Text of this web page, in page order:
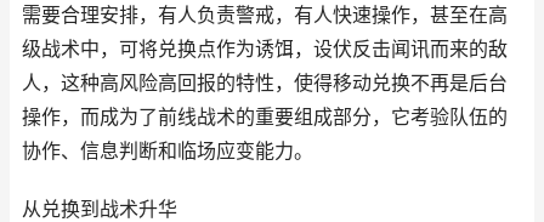
需要合理安排，有人负责警戒，有人快速操作，甚至在高
级战术中，可将兑换点作为诱饵，设伏反击闻讯而来的敌
人，这种高风险高回报的特性，使得移动兑换不再是后台
操作，而成为了前线战术的重要组成部分，它考验队伍的
协作、信息判断和临场应变能力。
从兑换到战术升华